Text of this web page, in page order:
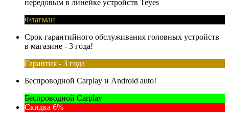
передовым в линейке устройств Teyes
Флагман
Срок гарантийного обслуживания головных устройств
в магазине - 3 года!
Гарантия - 3 года
Беспроводной Carplay и Android auto!
Беспроводной Carplay
Скидка 6%